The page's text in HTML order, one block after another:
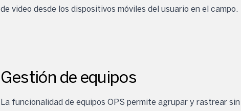
de video desde los dispositivos móviles del usuario en el campo.
Gestión de equipos
La funcionalidad de equipos OPS permite agrupar y rastrear